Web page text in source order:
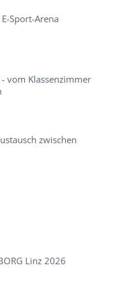
Sport-Arena
vom Klassenzimmer
zwischen
Linz 2026